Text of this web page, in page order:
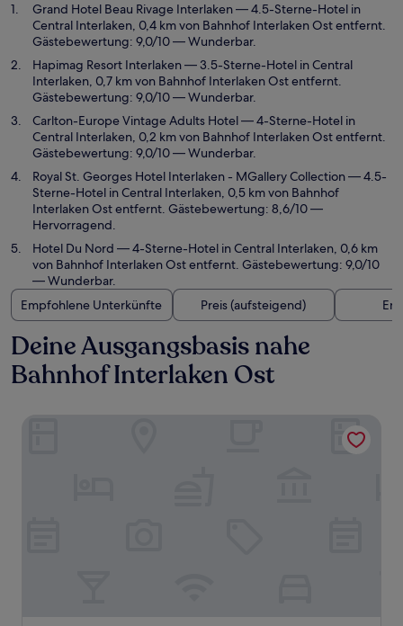
Grand Hotel Beau Rivage Interlaken— 4.5-Sterne-Hotel in
Central Interlaken, 0,4 km von Bahnhof Interlaken Ost entfernt.
Gästebewertung: 9,0/10 — Wunderbar.
Hapimag Resort Interlaken— 3.5-Sterne-Hotel in Central
Interlaken, 0,7 km von Bahnhof Interlaken Ost entfernt.
Gästebewertung: 9,0/10 — Wunderbar.
Carlton-Europe Vintage Adults Hotel— 4-Sterne-Hotel in
Central Interlaken, 0,2 km von Bahnhof Interlaken Ost entfernt.
Gästebewertung: 9,0/10 — Wunderbar.
Royal St. Georges Hotel Interlaken - MGallery Collection— 4.5-
Sterne-Hotel in Central Interlaken, 0,5 km von Bahnhof
Interlaken Ost entfernt. Gästebewertung: 8,6/10 —
Hervorragend.
Hotel Du Nord — 4-Sterne-Hotel in Central Interlaken, 0,6 km
von Bahnhof Interlaken Ost entfernt. Gästebewertung: 9,0/10
— Wunderbar.
Empfohlene Unterkünfte
Preis (aufsteigend)
Deine Ausgangsbasis nahe
Bahnhof Interlaken Ost